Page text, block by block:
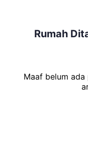
Rumah
Maaf belum